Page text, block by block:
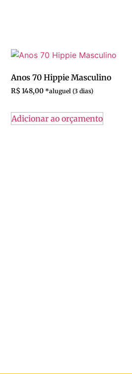
Anos 70 Hippie Masculino
R$ 148,00
Adicionar ao orçamento